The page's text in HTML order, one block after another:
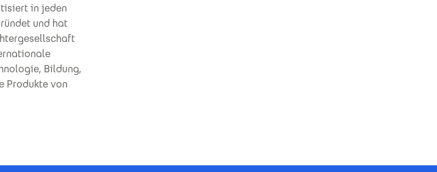
in jeden
und hat
Bildung,
Produkte von